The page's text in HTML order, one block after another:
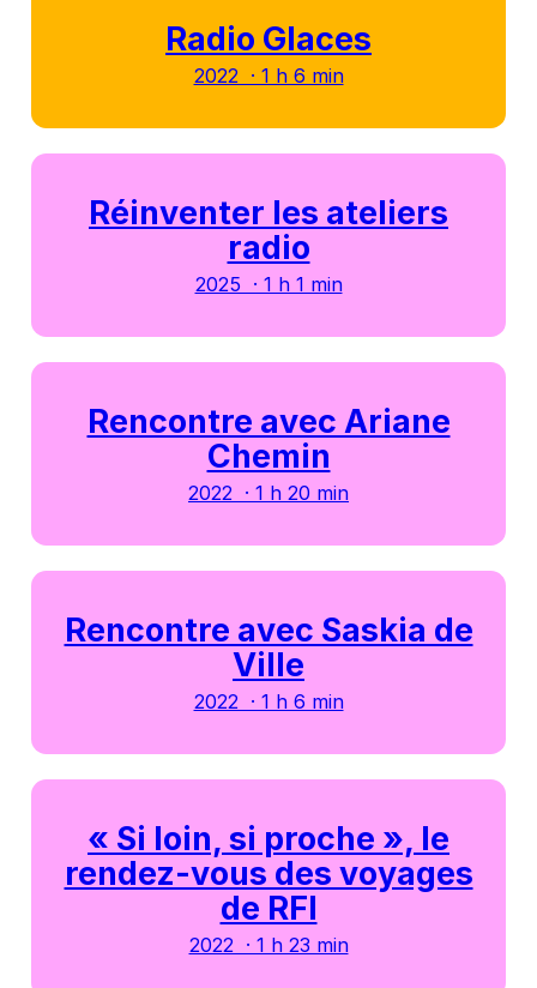
Radio Glaces
2022 · 1 h 6 min
Réinventer les ateliers
radio
2025 · 1 h 1 min
Rencontre avec Ariane
Chemin
2022 · 1 h 20 min
Rencontre avec Saskia de
Ville
2022 · 1 h 6 min
« Si loin, si proche », le
rendez-vous des voyages
de RFI
2022 · 1 h 23 min